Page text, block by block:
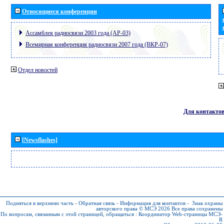
Относящиеся конференции
Ассамблея радиосвязи 2003 года (АР-03)
Всемирная конференция радиосвязи 2007 года (ВКР-07)
Отдел новостей
Для контактов
[Newsflashes]
Подняться в верхнюю часть - Обратная связь - Информация для контактов - Знак охраны
авторского права © МСЭ 2026 Все права сохранены
По вопросам, связанным с этой страницей, обращаться : Координатор Web-страницы МСЭ-
R